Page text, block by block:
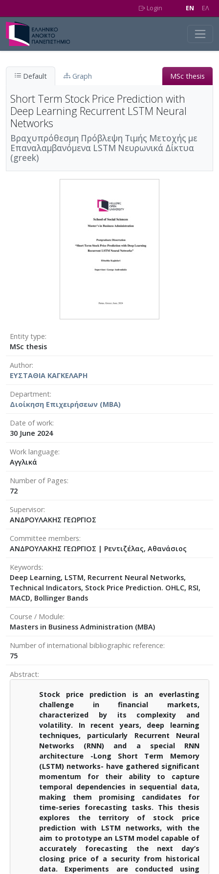
Login EN EΛ
Default Graph MSc thesis
Short Term Stock Price Prediction with
Deep Learning Recurrent LSTM Neural
Networks
Βραχυπρόθεσμη Πρόβλεψη Τιμής Μετοχής με
Επαναλαμβανόμενα LSTM Νευρωνικά Δίκτυα
(greek)
Entity type
MSc thesis
Author
ΕΥΣΤΑΘΙΑ ΚΑΓΚΕΛΑΡΗ
Department
Διοίκηση Επιχειρήσεων (MBA)
Date of work
30 June 2024
Work language
Αγγλικά
Number of Pages
72
Supervisor
ΑΝΔΡΟΥΛΑΚΗΣ ΓΕΩΡΓΙΟΣ
Committee members
ΑΝΔΡΟΥΛΑΚΗΣ ΓΕΩΡΓΙΟΣ | Ρεντιζέλας, Αθανάσιος
Keywords
Deep Learning, LSTM, Recurrent Neural Networks,
Technical Indicators, Stock Price Prediction. OHLC, RSI,
MACD, Bollinger Bands
Course / Module
Masters in Business Administration (MBA)
Number of international bibliographic reference
75
Abstract
Stock price prediction is an everlasting
challenge in financial markets,
characterized by its complexity and
volatility. In recent years, deep learning
techniques, particularly Recurrent Neural
Networks (RNN) and a special RNN
architecture -Long Short Term Memory
(LSTM) networks- have gathered significant
momentum for their ability to capture
temporal dependencies in sequential data,
making them promising candidates for
time-series forecasting tasks. This thesis
explores the territory of stock price
prediction with LSTM networks, with the
aim to prototype an LSTM model capable of
accurately forecasting the next day’s
closing price of a security from historical
data. Experiments are conducted using